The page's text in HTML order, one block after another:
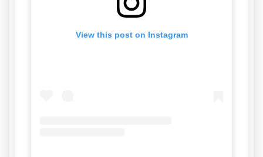
View this post on Instagram